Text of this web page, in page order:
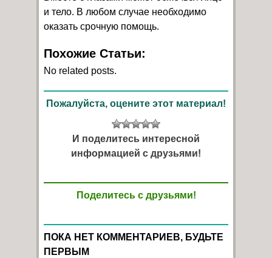
и тело. В любом случае необходимо
оказать срочную помощь.
Похожие Статьи:
No related posts.
Пожалуйста, оцените этот материал!
И поделитесь интересной
информацией с друзьями!
Поделитесь с друзьями!
ПОКА НЕТ КОММЕНТАРИЕВ, БУДЬТЕ
ПЕРВЫМ